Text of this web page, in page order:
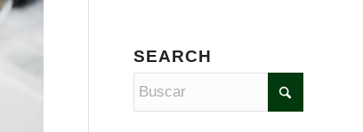
SEARCH